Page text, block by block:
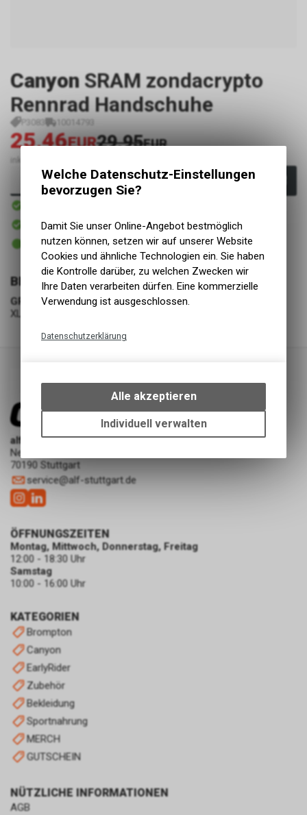
Canyon SRAM zondacrypto
Rennrad Handschuhe
P3083 10014793
25,46EUR29,95EUR
inkl. MwSt., zzgl. Versandkosten
In den Warenkorb
Innerhalb von 1-2 Tagen
In Kürze abholbereit
Abholung alf cycling Showroom | ASP Werkstatt
2 - 5 Tage ab eigenem Lager
Abholung alf cycling Silberburgstraße
BEKLEIDUNG
GRÖSSE
XL
alf cycling Showroom | ASP Werkstatt
Neckarstraße 227
70190 Stuttgart
service@alf-stuttgart.de
KATEGORIEN
Brompton
Canyon
EarlyRider
Zubehör
Bekleidung
Sportnahrung
MERCH
GUTSCHEIN
NÜTZLICHE INFORMATIONEN
AGB
ÖFFNUNGSZEITEN
Montag, Mittwoch, Donnerstag, Freitag
12:00 - 18:30 Uhr
Samstag
10:00 - 16:00 Uhr
Welche Datenschutz-Einstellungen
bevorzugen Sie?
Damit Sie unser Online-Angebot bestmöglich
nutzen können, setzen wir auf unserer Website
Cookies und ähnliche Technologien ein. Sie haben
die Kontrolle darüber, zu welchen Zwecken wir
Ihre Daten verarbeiten dürfen. Eine kommerzielle
Verwendung ist ausgeschlossen.
Datenschutzerklärung
bestimmte Interaktionen und
Einstellungen auf Ihrem Gerät,
um die grundlegenden
Funktionen unseres Online-
ermöglichen. Bitte beachten Sie,
Alle akzeptieren
Individuell verwalten